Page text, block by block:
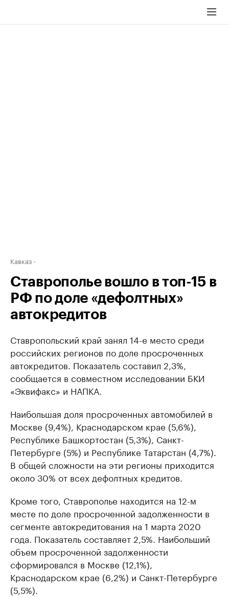
Кавказ
Ставрополье вошло в топ-15 в
РФ по доле «дефолтных»
автокредитов
Ставропольский край занял 14-е место среди
российских регионов по доле просроченных
автокредитов. Показатель составил 2,3%,
сообщается в совместном исследовании БКИ
«Эквифакс» и НАПКА.
Наибольшая доля просроченных автомобилей в
Москве (9,4%), Краснодарском крае (5,6%),
Республике Башкортостан (5,3%), Санкт-
Петербурге (5%) и Республике Татарстан (4,7%).
В общей сложности на эти регионы приходится
около 30% от всех дефолтных кредитов.
Кроме того, Ставрополье находится на 12-м
месте по доле просроченной задолженности в
сегменте автокредитования на 1 марта 2020
года. Показатель составляет 2,5%. Наибольший
объем просроченной задолженности
сформировался в Москве (12,1%),
Краснодарском крае (6,2%) и Санкт-Петербурге
(5,5%).